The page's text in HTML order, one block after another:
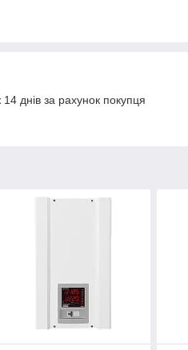
днів за рахунок покупця